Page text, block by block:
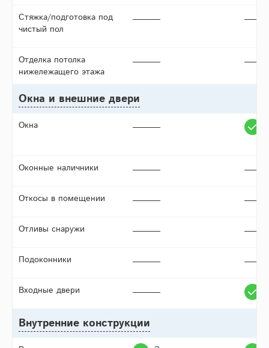
Стяжка/подготовка под
чистый пол
Отделка потолка
нижележащего этажа
Окна и внешние двери
Окна
Оконные наличники
Откосы в помещении
Отливы снаружи
Подоконники
Входные двери
Внутренние конструкции